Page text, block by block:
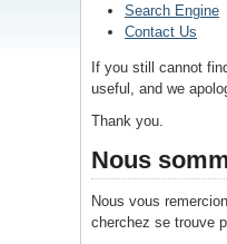
Search Engine
Contact Us
If you still cannot
useful, and we
Thank you.
Nous
Nous vous
cherchez se trouve